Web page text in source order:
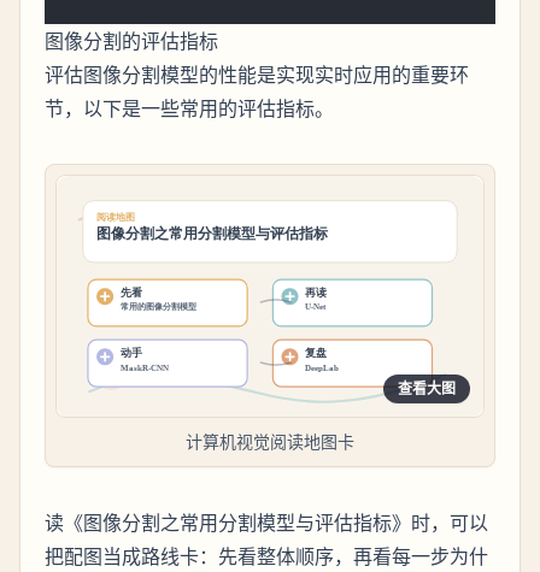
图像分割的评估指标
评估图像分割模型的性能是实现实时应用的重要环
节，以下是一些常用的评估指标。
查看大图
计算机视觉阅读地图卡
读《图像分割之常用分割模型与评估指标》时，可以
把配图当成路线卡：先看整体顺序，再看每一步为什